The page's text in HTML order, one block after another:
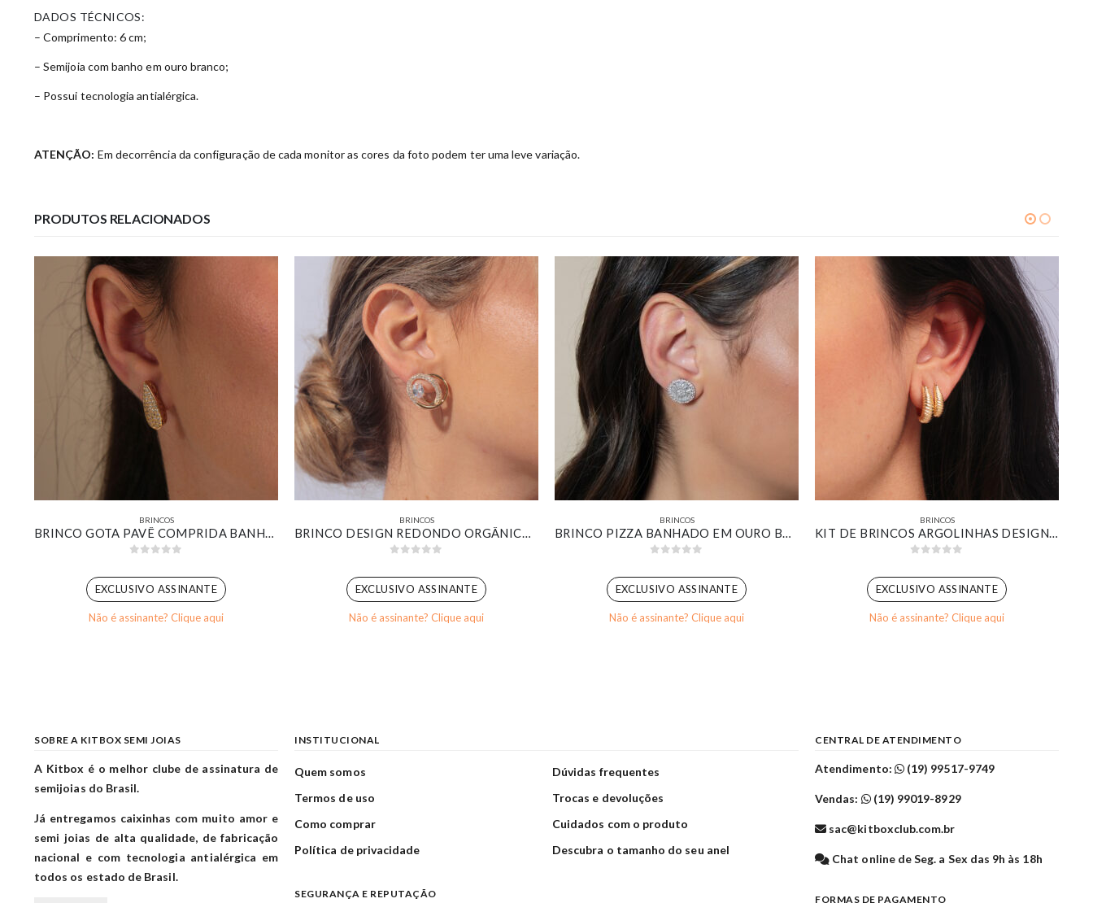
DADOS TÉCNICOS:
– Comprimento: 6 cm;
– Semijoia com banho em ouro branco;
– Possui tecnologia antialérgica.
ATENÇÃO: Em decorrência da configuração de cada monitor as cores da foto podem ter uma leve variação.
PRODUTOS RELACIONADOS
BRINCOS
BRINCO GOTA PAVÊ COMPRIDA BANHADO EM OURO 18K
EXCLUSIVO ASSINANTE
Não é assinante? Clique aqui
BRINCOS
BRINCO DESIGN REDONDO ORGÂNICO COM ZIRCÔNIA CRISTAL LISO E CRAVEJADO BANHADO EM OURO 18K
EXCLUSIVO ASSINANTE
Não é assinante? Clique aqui
BRINCOS
BRINCO PIZZA BANHADO EM OURO BRANCO
EXCLUSIVO ASSINANTE
Não é assinante? Clique aqui
BRINCOS
KIT DE BRINCOS ARGOLINHAS DESIGN CROISSANT BANHADO EM OURO 18K
EXCLUSIVO ASSINANTE
Não é assinante? Clique aqui
SOBRE A KITBOX SEMI JOIAS
A Kitbox é o melhor clube de assinatura de
semijoias do Brasil.
Já entregamos caixinhas com muito amor e
semi joias de alta qualidade, de fabricação
nacional e com tecnologia antialérgica em
todos os estado de Brasil.
INSTITUCIONAL
Quem somos
Termos de uso
Como comprar
Política de privacidade
Dúvidas frequentes
Trocas e devoluções
Cuidados com o produto
Descubra o tamanho do seu anel
SEGURANÇA E REPUTAÇÃO
CENTRAL DE ATENDIMENTO
Atendimento: (19) 99517-9749
Vendas: (19) 99019-8929
sac@kitboxclub.com.br
Chat online de Seg. a Sex das 9h às 18h
FORMAS DE PAGAMENTO